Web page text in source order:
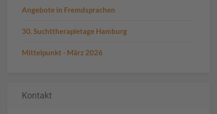
Angebote in Fremdsprachen
30. Suchttherapietage Hamburg
Mittelpunkt - März 2026
Kontakt